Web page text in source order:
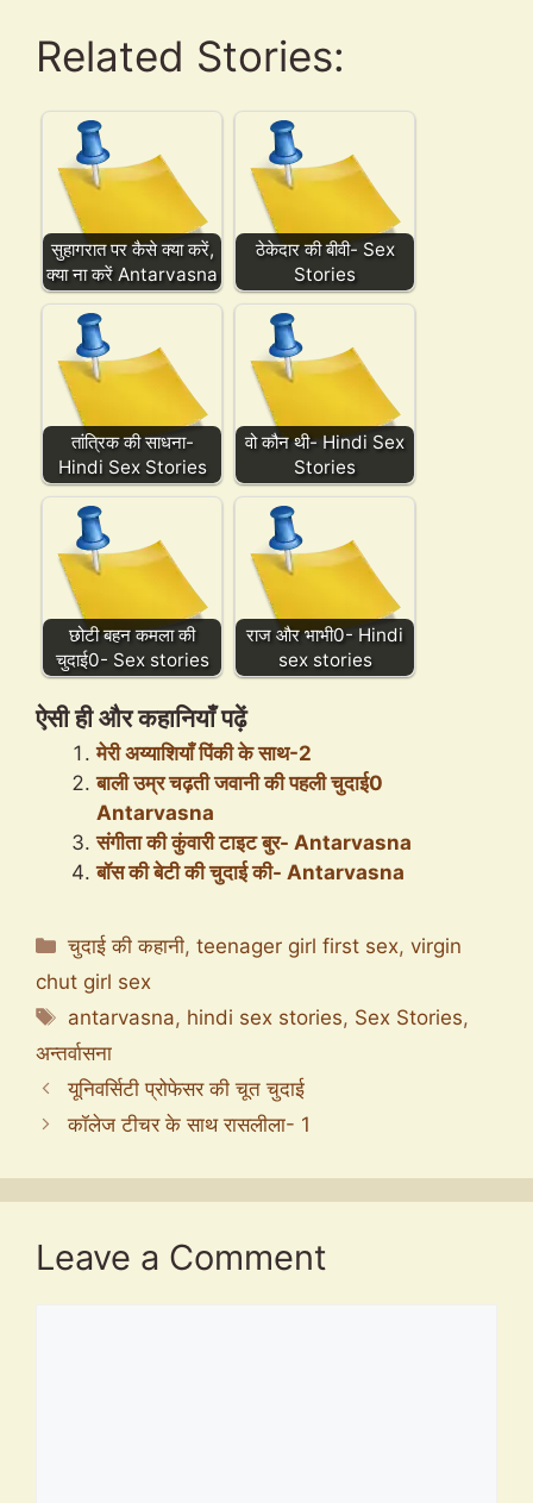
Related Stories:
सुहागरात पर कैसे क्या करें,
क्या ना करें Antarvasna
ठेकेदार की बीवी- Sex
Stories
तांत्रिक की साधना-
Hindi Sex Stories
वो कौन थी- Hindi Sex
Stories
छोटी बहन कमला की
चुदाई0- Sex stories
राज और भाभी0- Hindi
sex stories
ऐसी ही और कहानियाँ पढ़ें
मेरी अय्याशियाँ पिंकी के साथ-2
बाली उम्र चढ़ती जवानी की पहली चुदाई0
Antarvasna
संगीता की कुंवारी टाइट बुर- Antarvasna
बॉस की बेटी की चुदाई की- Antarvasna
Categories
चुदाई की कहानी,teenager girl first sex,virgin
chut girl sex
Tags
antarvasna, hindi sex stories, Sex Stories,
अन्तर्वासना
यूनिवर्सिटी प्रोफेसर की चूत चुदाई
कॉलेज टीचर के साथ रासलीला- 1
Leave a Comment